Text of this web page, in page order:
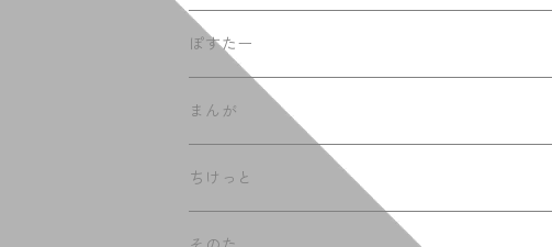
ぽすたー
まんが
ちけっと